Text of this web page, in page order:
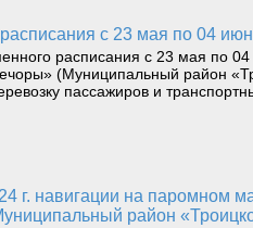
расписания с 23 мая по 04
расписания с 23 мая по
(Муниципальный район
пассажиров и
район